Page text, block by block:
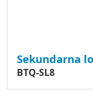
Sekundarna
BTQ-SL8